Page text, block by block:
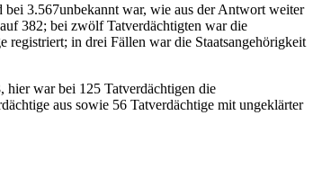
bei 3.567unbekannt war, wie aus der Antwort weiter
382; bei zwölf Tatverdächtigten war die
registriert; in drei Fällen war die Staatsangehörigkeit
hier war bei 125 Tatverdächtigen die
aus sowie 56 Tatverdächtige mit ungeklärter